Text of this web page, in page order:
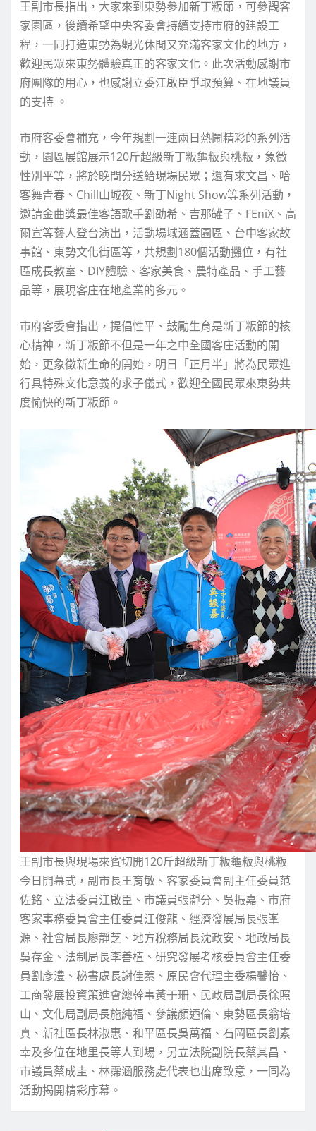
王副市長指出，大家來到東勢參加新丁粄節，可參觀客
家園區，後續希望中央客委會持續支持市府的建設工
程，一同打造東勢為觀光休閒又充滿客家文化的地方，
歡迎民眾來東勢體驗真正的客家文化。此次活動感謝市
府團隊的用心，也感謝立委江啟臣爭取預算、在地議員
的支持 。
市府客委會補充，今年規劃一連兩日熱鬧精彩的系列活
動，園區展館展示120斤超級新丁粄龜粄與桃粄，象徵
性別平等，將於晚間分送給現場民眾；還有求文昌、哈
客舞青春、Chill山城夜、新丁Night Show等系列活動，
邀請金曲獎最佳客語歌手劉劭希、吉那罐子、FEniX、高
爾宣等藝人登台演出，活動場域涵蓋園區、台中客家故
事館、東勢文化街區等，共規劃180個活動攤位，有社
區成長教室、DIY體驗、客家美食、農特產品、手工藝
品等，展現客庄在地產業的多元。
市府客委會指出，提倡性平、鼓勵生育是新丁粄節的核
心精神，新丁粄節不但是一年之中全國客庄活動的開
始，更象徵新生命的開始，明日「正月半」將為民眾進
行具特殊文化意義的求子儀式，歡迎全國民眾來東勢共
度愉快的新丁粄節。
王副市長與現場來賓切開120斤超級新丁粄龜粄與桃粄
今日開幕式，副市長王育敏、客家委員會副主任委員范
佐銘、立法委員江啟臣、市議員張瀞分、吳振嘉、市府
客家事務委員會主任委員江俊龍、經濟發展局長張峯
源、社會局長廖靜芝、地方稅務局長沈政安、地政局長
吳存金、法制局長李善植、研究發展考核委員會主任委
員劉彥澧、秘書處長謝佳蓁、原民會代理主委楊馨怡、
工商發展投資策進會總幹事黃于珊、民政局副局長徐照
山、文化局副局長施純福、參議顏迺倫、東勢區長翁培
真、新社區長林淑惠、和平區長吳萬福、石岡區長劉素
幸及多位在地里長等人到場，另立法院副院長蔡其昌、
市議員蔡成圭、林霈涵服務處代表也出席致意，一同為
活動揭開精彩序幕。